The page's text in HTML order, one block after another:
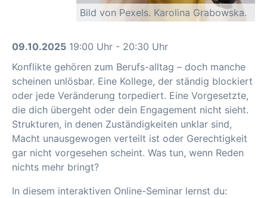
Bild von Pexels. Karolina Grabowska.
09.10.2025 19:00 Uhr - 20:30 Uhr
Konflikte gehören zum Berufs-alltag – doch manche
scheinen unlösbar. Eine Kollege, der ständig blockiert
oder jede Veränderung torpediert. Eine Vorgesetzte,
die dich übergeht oder dein Engagement nicht sieht.
Strukturen, in denen Zuständigkeiten unklar sind,
Macht unausgewogen verteilt ist oder Gerechtigkeit
gar nicht vorgesehen scheint. Was tun, wenn Reden
nichts mehr bringt?
In diesem interaktiven Online-Seminar lernst du: